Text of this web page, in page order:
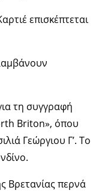
επισκέπτεται
τη συγγραφή
Briton», όπου
Γεώργιου Γ’. Το
Βρετανίας περνά